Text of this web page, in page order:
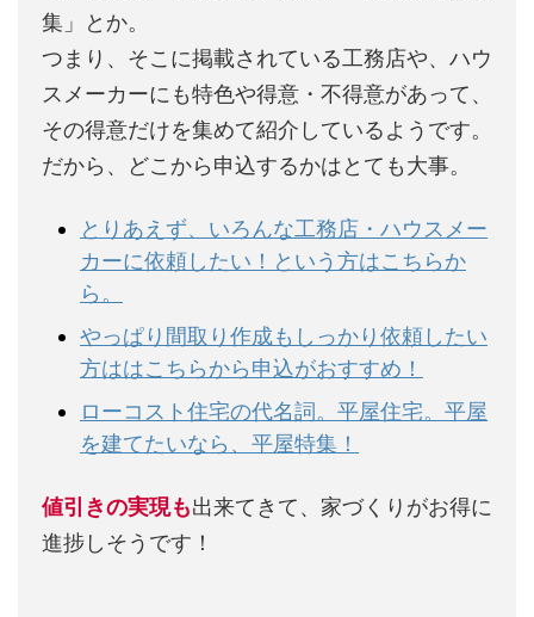
集」とか。
つまり、そこに掲載されている工務店や、ハウ
スメーカーにも特色や得意・不得意があって、
その得意だけを集めて紹介しているようです。
だから、どこから申込するかはとても大事。
とりあえず、いろんな工務店・ハウスメー
カーに依頼したい！という方はこちらか
ら。
やっぱり間取り作成もしっかり依頼したい
方ははこちらから申込がおすすめ！
ローコスト住宅の代名詞。平屋住宅。平屋
を建てたいなら、平屋特集！
値引きの実現も出来てきて、家づくりがお得に
進捗しそうです！